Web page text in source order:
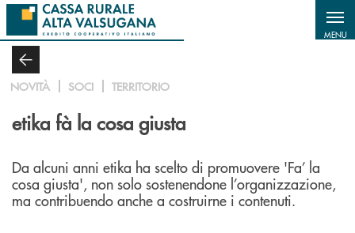
Salta al contenuto principale
MENU
NOVITÀ SOCI TERRITORIO
etika fà la cosa giusta
Da alcuni anni etika ha scelto di promuovere 'Fa’ la
cosa giusta', non solo sostenendone l’organizzazione,
ma contribuendo anche a costruirne i contenuti.